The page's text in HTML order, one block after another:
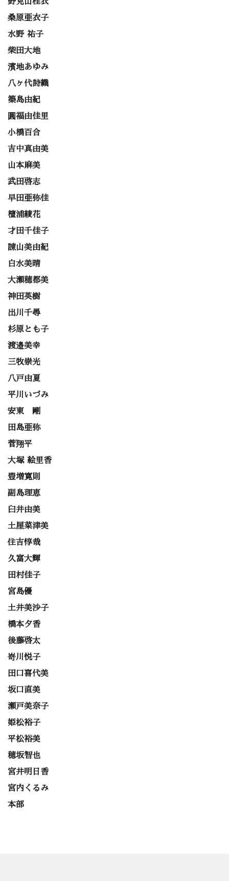
桑原亜衣子
水野 祐子
柴田大地
濱地あゆみ
八ヶ代詩織
築島由紀
圓福由佳里
小橋百合
吉中真由美
山本麻美
武田啓志
早田亜弥佳
檀浦綾花
才田千佳子
諌山美由紀
白水美晴
大瀬穂都美
神田英樹
出川千尋
杉原とも子
渡邉美幸
三牧崇光
八戸由夏
平川いづみ
安東 剛
田島亜弥
菅翔平
大塚 絵里香
豊増寛則
副島理恵
臼井由美
土屋菜津美
住吉惇哉
久富大輝
田村佳子
宮島優
土井美沙子
橋本夕香
後藤啓太
嵜川悦子
田口喜代美
坂口直美
瀬戸美奈子
姫松裕子
平松裕美
穂坂智也
宮井明日香
宮内くるみ
本部